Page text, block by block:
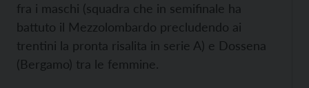
fra i maschi (squadra che in semifinale ha
battuto il Mezzolombardo precludendo ai
trentini la pronta risalita in serie A) e Dossena
(Bergamo) tra le femmine.